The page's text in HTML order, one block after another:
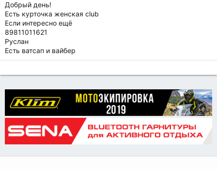
Добрый день!
Есть курточка женская club
Если интересно ещё
89811011621
Руслан
Есть ватсап и вайбер